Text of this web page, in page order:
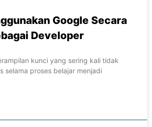
Google Secara
Developer
kunci yang sering kali tidak
selama proses belajar menjadi